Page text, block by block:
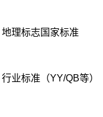
地理标志国家标准
行业标准（YY/QB等）